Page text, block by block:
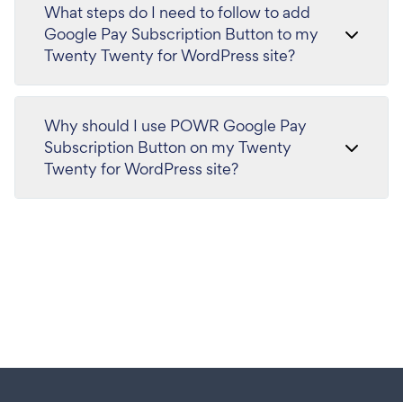
What steps do I need to follow to add
Google Pay Subscription Button to my
Twenty Twenty for WordPress site?
Why should I use POWR Google Pay
Subscription Button on my Twenty
Twenty for WordPress site?